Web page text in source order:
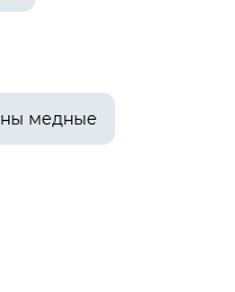
медные